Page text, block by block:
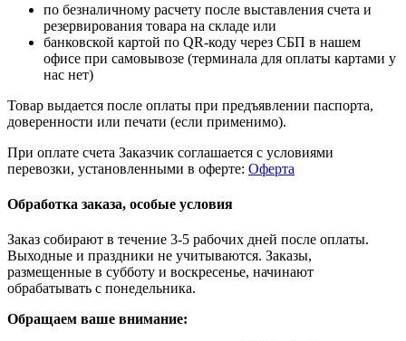
по безналичному расчету после выставления счета и
резервирования товара на складе или
банковской картой по QR-коду через СБП в нашем
офисе при самовывозе (терминала для оплаты картами у
нас нет)
Товар выдается после оплаты при предъявлении паспорта,
доверенности или печати (если применимо).
При оплате счета Заказчик соглашается с условиями
перевозки, установленными в оферте: Оферта
Обработка заказа, особые условия
Заказ собирают в течение 3-5 рабочих дней после оплаты.
Выходные и праздники не учитываются. Заказы,
размещенные в субботу и воскресенье, начинают
обрабатывать с понедельника.
Обращаем ваше внимание: